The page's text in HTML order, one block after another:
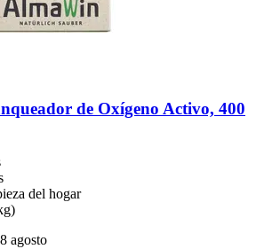
de Oxígeno Activo, 400
del hogar
agosto